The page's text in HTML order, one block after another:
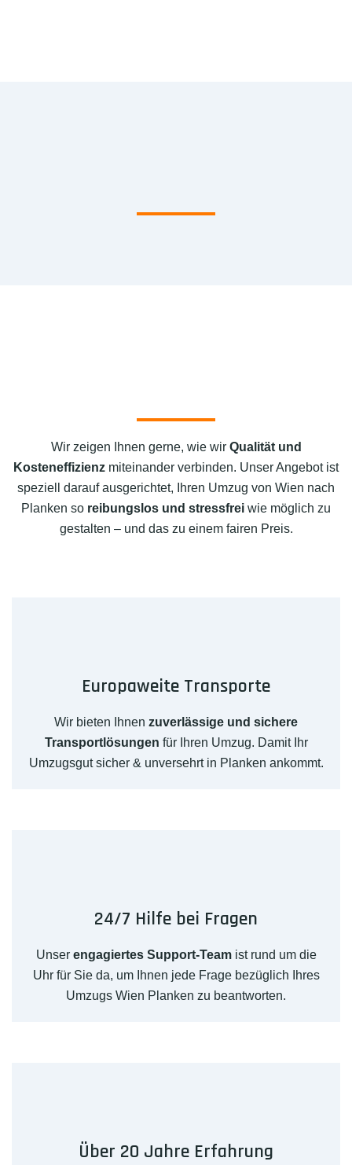
Wir zeigen Ihnen gerne, wie wir Qualität und
Kosteneffizienz miteinander verbinden. Unser Angebot ist
speziell darauf ausgerichtet, Ihren Umzug von Wien nach
Planken so reibungslos und stressfrei wie möglich zu
gestalten – und das zu einem fairen Preis.
Europaweite Transporte
Wir bieten Ihnen zuverlässige und sichere
Transportlösungen für Ihren Umzug. Damit Ihr
Umzugsgut sicher & unversehrt in Planken ankommt.
24/7 Hilfe bei Fragen
Unser engagiertes Support-Teamist rund um die
Uhr für Sie da, um Ihnen jede Frage bezüglich Ihres
Umzugs Wien Planken zu beantworten.
Über 20 Jahre Erfahrung